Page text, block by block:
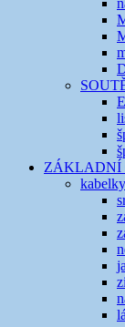
ZÁKLADNÍ
kabelky